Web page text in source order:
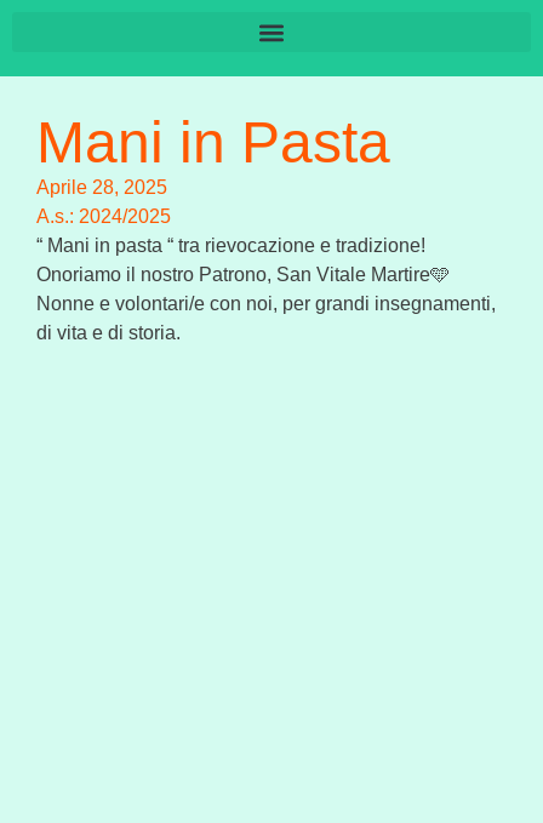
Mani in Pasta
Aprile 28, 2025
A.s.: 2024/2025
“ Mani in pasta “ tra rievocazione e tradizione!
Onoriamo il nostro Patrono, San Vitale Martire🩵
Nonne e volontari/e con noi, per grandi insegnamenti,
di vita e di storia.